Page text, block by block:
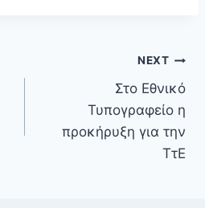
NEXT
Στο Εθνικό
Τυπογραφείο η
προκήρυξη για την
ΤτΕ